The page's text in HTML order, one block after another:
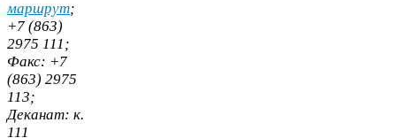
маршрут;
+7 (863)
2975 111 ;
Факс: +7
(863) 2975
113;
Деканат: к.
111